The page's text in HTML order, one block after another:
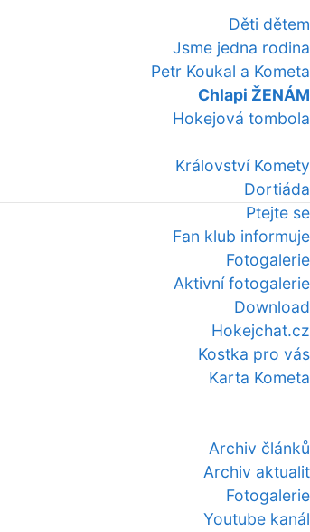
Děti dětem
Jsme jedna rodina
Petr Koukal a Kometa
Chlapi ŽENÁM
Hokejová tombola
Království Komety
Dortiáda
Ptejte se
Fan klub informuje
Fotogalerie
Aktivní fotogalerie
Download
Hokejchat.cz
Kostka pro vás
Karta Kometa
Archiv článků
Archiv aktualit
Fotogalerie
Youtube kanál